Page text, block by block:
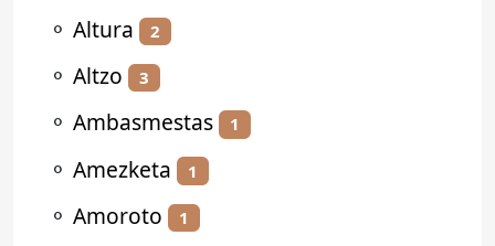
⚬ Altura 2
⚬ Altzo 3
⚬ Ambasmestas 1
⚬ Amezketa 1
⚬ Amoroto 1